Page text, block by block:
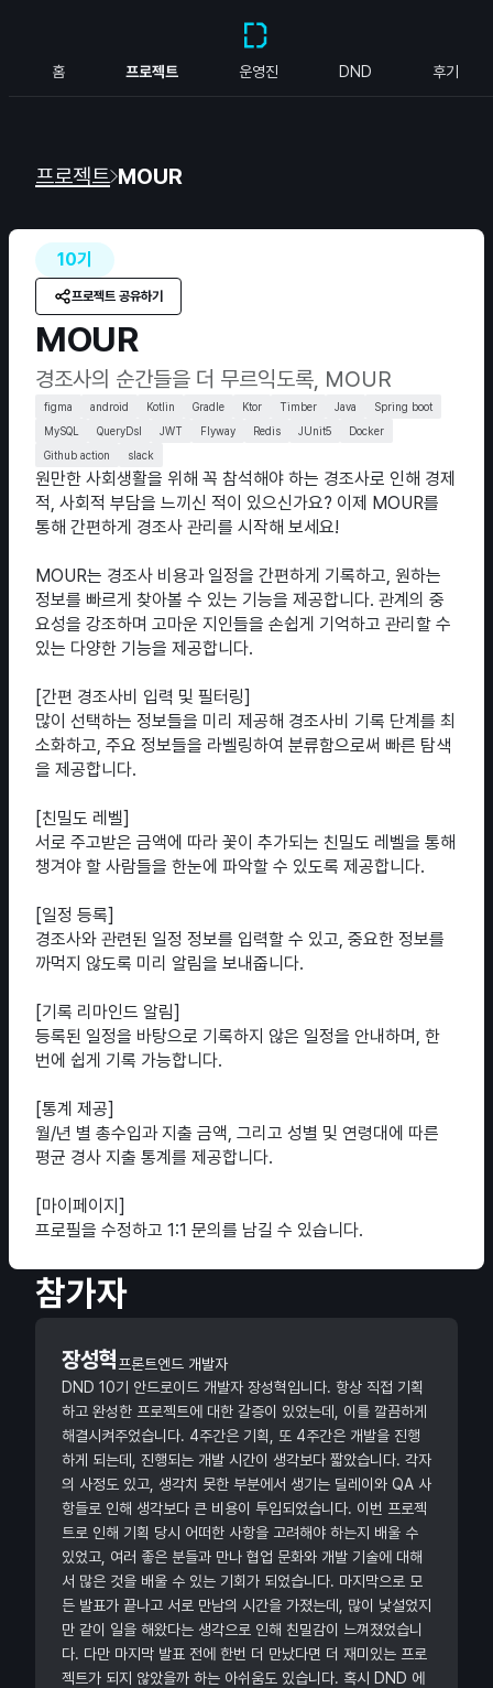
홈 프로젝트 운영진 DND 후기
프로젝트 MOUR
10기
프로젝트 공유하기
MOUR
경조사의 순간들을 더 무르익도록, MOUR
figma android Kotlin Gradle Ktor Timber Java
Spring boot
MySQL
QueryDsl JWT Flyway Redis JUnit5
Docker
Github action
slack
원만한 사회생활을 위해 꼭 참석해야 하는 경조사로 인해 경제
적, 사회적 부담을 느끼신 적이 있으신가요? 이제 MOUR를
통해 간편하게 경조사 관리를 시작해 보세요!
MOUR는 경조사 비용과 일정을 간편하게 기록하고, 원하는
정보를 빠르게 찾아볼 수 있는 기능을 제공합니다. 관계의 중
요성을 강조하며 고마운 지인들을 손쉽게 기억하고 관리할 수
있는 다양한 기능을 제공합니다.
[간편 경조사비 입력 및 필터링]
많이 선택하는 정보들을 미리 제공해 경조사비 기록 단계를 최
소화하고, 주요 정보들을 라벨링하여 분류함으로써 빠른 탐색
을 제공합니다.
[친밀도 레벨]
서로 주고받은 금액에 따라 꽃이 추가되는 친밀도 레벨을 통해
챙겨야 할 사람들을 한눈에 파악할 수 있도록 제공합니다.
[일정 등록]
경조사와 관련된 일정 정보를 입력할 수 있고, 중요한 정보를
까먹지 않도록 미리 알림을 보내줍니다.
[기록 리마인드 알림]
등록된 일정을 바탕으로 기록하지 않은 일정을 안내하며, 한
번에 쉽게 기록 가능합니다.
[통계 제공]
월/년 별 총수입과 지출 금액, 그리고 성별 및 연령대에 따른
평균 경사 지출 통계를 제공합니다.
[마이페이지]
프로필을 수정하고 1:1 문의를 남길 수 있습니다.
참가자
장성혁 프론트엔드 개발자
DND 10기 안드로이드 개발자 장성혁입니다. 항상 직접 기획
하고 완성한 프로젝트에 대한 갈증이 있었는데, 이를 깔끔하게
해결시켜주었습니다. 4주간은 기획, 또 4주간은 개발을 진행
하게 되는데, 진행되는 개발 시간이 생각보다 짧았습니다. 각자
의 사정도 있고, 생각치 못한 부분에서 생기는 딜레이와 QA 사
항들로 인해 생각보다 큰 비용이 투입되었습니다. 이번 프로젝
트로 인해 기획 당시 어떠한 사항을 고려해야 하는지 배울 수
있었고, 여러 좋은 분들과 만나 협업 문화와 개발 기술에 대해
서 많은 것을 배울 수 있는 기회가 되었습니다. 마지막으로 모
든 발표가 끝나고 서로 만남의 시간을 가졌는데, 많이 낯설었지
만 같이 일을 해왔다는 생각으로 인해 친밀감이 느껴졌었습니
다. 다만 마지막 발표 전에 한번 더 만났다면 더 재미있는 프로
젝트가 되지 않았을까 하는 아쉬움도 있습니다. 혹시 DND 에